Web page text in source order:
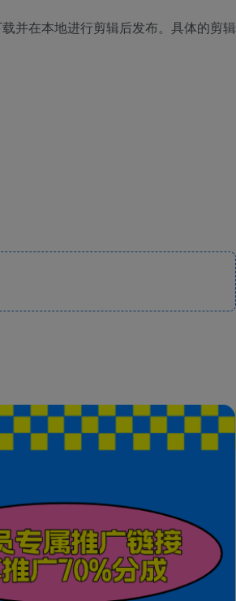
并在本地进行剪辑后发布。具体的剪辑